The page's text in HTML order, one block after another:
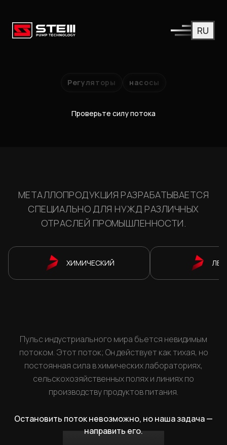
RU
Регуляторы насосы
Проверьте силу потока
МЕТАЛЛОПРОДУКЦИЯ РАЗРАБАТЫВАЕТСЯ
СПЕЦИАЛЬНО ДЛЯ НУЖД РАЗЛИЧНЫХ
ОТРАСЛЕЙ ПРОМЫШЛЕННОСТИ.
ХИМИЧЕСКИЙ
Пульс индустриального мира бьется невидимым
потоком. Этот поток; Он действует как тихая, но
постоянная сила в химических лабораториях,
сельскохозяйственных полях и линиях по
производству продуктов питания.
Остановить поток невозможно, но наша задача —
направить его.